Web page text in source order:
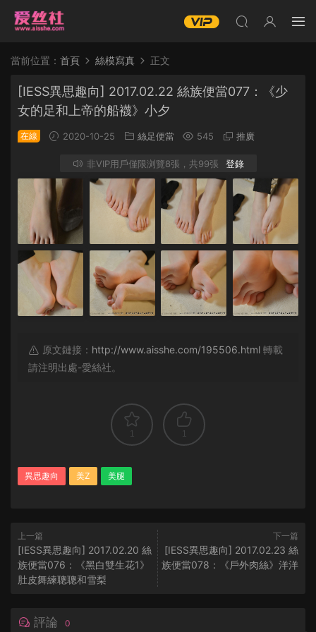
當前位置： 首頁 絲模寫真 正文
[IESS異思趣向] 2017.02.22 絲族便當077：《少
女的足和上帝的船襪》小夕
在線 2020-10-25 絲足便當 545 推廣
非VIP用戶僅限浏覽8張，共99張 登錄
原文鏈接： http://www.aisshe.com/195506.html 轉載
請注明出處-愛絲社。
1 1
異思趣向 美Z 美腿
上一篇
[IESS異思趣向] 2017.02.20 絲
族便當076：《黑白雙生花1》
肚皮舞練聰聰和雪梨
下一篇
[IESS異思趣向] 2017.02.23 絲
族便當078：《戶外肉絲》洋洋
評論 0